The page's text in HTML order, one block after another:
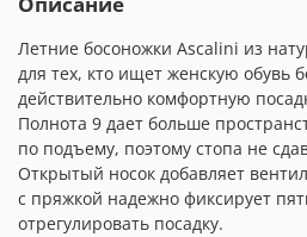
Летние босоножки Ascalini из
для тех, кто ищет женскую обувь
действительно комфортную
Полнота 9 дает больше
по подъему, поэтому стопа не
Открытый носок добавляет
с пряжкой надежно фиксирует
отрегулировать посадку.